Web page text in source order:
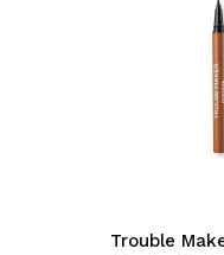
Trouble